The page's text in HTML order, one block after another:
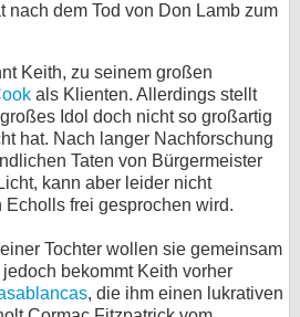
nach dem Tod von Don Lamb zum
Keith, zu seinem großen
als Klienten. Allerdings stellt
Idol doch nicht so großartig
hat. Nach langer Nachforschung
Taten von Bürgermeister
kann aber leider nicht
Echolls frei gesprochen wird.
Tochter wollen sie gemeinsam
bekommt Keith vorher
, die ihm einen lukrativen